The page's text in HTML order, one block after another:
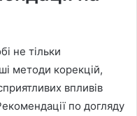
не тільки
методи корекцій,
впливів
по догляду